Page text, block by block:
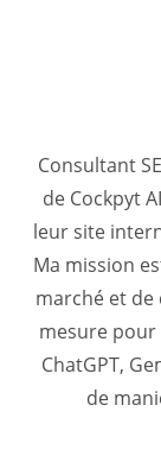
Consultant
de Cockpyt
leur site
Ma mission
marché et de
mesure
ChatGPT,
de